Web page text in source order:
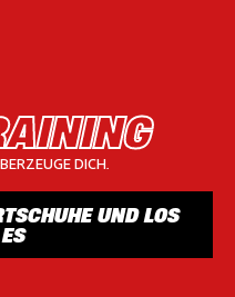
DICH.
UND LOS